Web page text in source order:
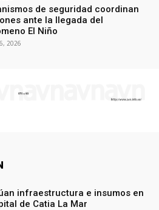
de seguridad coordinan
ante la llegada del
El Niño
2026
infraestructura e insumos en
de Catia La Mar